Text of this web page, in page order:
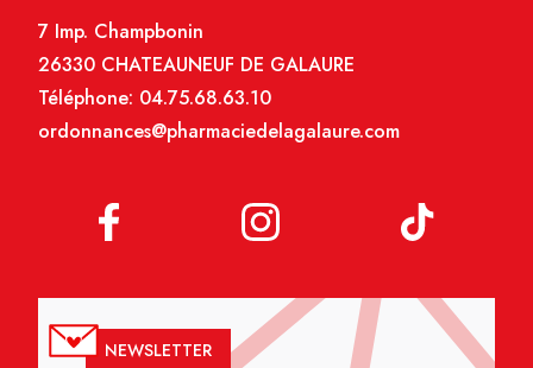
7 Imp. Champbonin
26330 CHATEAUNEUF DE GALAURE
Téléphone: 04.75.68.63.10
ordonnances@pharmaciedelagalaure.com
NEWSLETTER